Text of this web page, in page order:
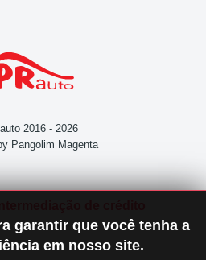
garantir que você tenha a
em nosso site.
2016 - 2026
Pangolim Magenta